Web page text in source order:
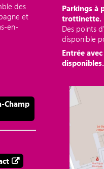
des
et
en-
Champ
Parkings à
trottinette.
Des points
disponible
Entrée
disponibles.